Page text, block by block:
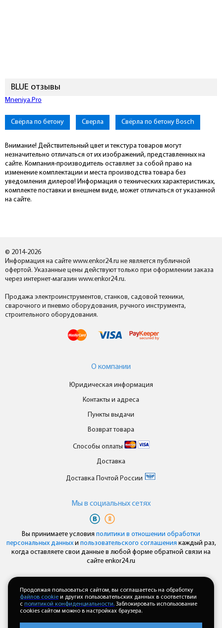
BLUE отзывы
Mneniya.Pro
Свёрла по бетону Сверла Свёрла по бетону Bosch
Внимание! Действительный цвет и текстура товаров могут
незначительно отличаться от их изображений, представленных на
сайте. Компания-производитель оставляет за собой право на
изменение комплектации и места производства товара без
уведомления дилеров! Информация о технических характеристиках,
комплекте поставки и внешнем виде, может отличаться от указанной
на сайте.
© 2014-2026
Информация на сайте www.enkor24.ru не является публичной
офертой. Указанные цены действуют только при оформлении заказа
через интернет-магазин www.enkor24.ru.
Продажа электроинструментов, станков, садовой техники,
сварочного и пневмо оборудования, ручного инструмента,
строительного оборудования.
О компании
Юридическая информация
Контакты и адреса
Пункты выдачи
Возврат товара
Способы оплаты
Доставка
Доставка Почтой России
Мы в cоциальных сетях
Вы принимаете условия политики в отношении обработки
персональных данныхи пользовательского соглашения каждый раз,
когда оставляете свои данные в любой форме обратной связи на
сайте enkor24.ru
Мобильный сайт сделан в
Полная версия сайта
Продолжая пользоваться сайтом, вы соглашаетесь на обработку
файлов cookie и других пользовательских данных в соответствии
с политикой конфиденциальности. Заблокировать использование
cookies сайтом можно в настройках браузера.